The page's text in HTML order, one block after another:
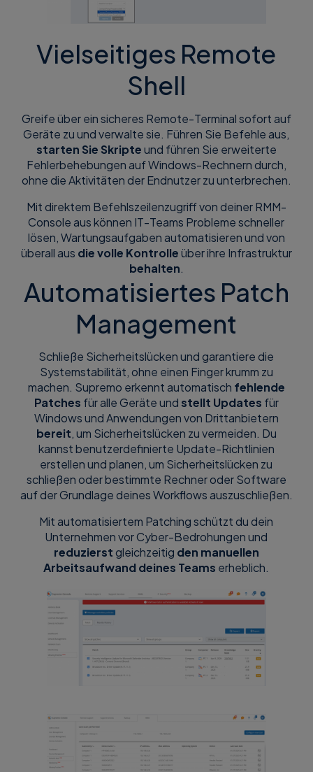
Vielseitiges Remote
Shell
Greife über ein sicheres Remote-Terminal sofort auf
Geräte zu und verwalte sie. Führen Sie Befehle aus,
starten Sie Skripteund führen Sie erweiterte
Fehlerbehebungen auf Windows-Rechnern durch,
ohne die Aktivitäten der Endnutzer zu unterbrechen.
Mit direktem Befehlszeilenzugriff von deiner RMM-
Console aus können IT-Teams Probleme schneller
lösen, Wartungsaufgaben automatisieren und von
überall aus die volle Kontrolleüber ihre Infrastruktur
behalten.
Automatisiertes Patch
Management
Schließe Sicherheitslücken und garantiere die
Systemstabilität, ohne einen Finger krumm zu
machen. Supremo erkennt automatisch fehlende
Patches für alle Geräte undstellt Updates für
Windows und Anwendungen von Drittanbietern
bereit, um Sicherheitslücken zu vermeiden. Du
kannst benutzerdefinierte Update-Richtlinien
erstellen und planen, um Sicherheitslücken zu
schließen oder bestimmte Rechner oder Software
auf der Grundlage deines Workflows auszuschließen.
Mit automatisiertem Patching schützt du dein
Unternehmen vor Cyber-Bedrohungen und
reduzierstgleichzeitig den manuellen
Arbeitsaufwand deines Teams erheblich.